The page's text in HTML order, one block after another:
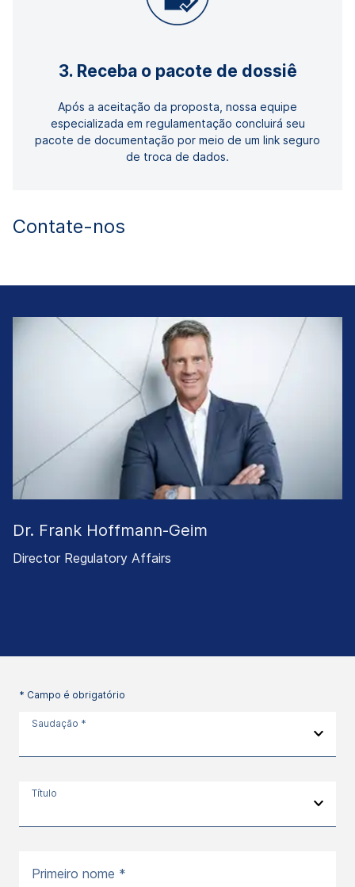
3. Receba o pacote de dossiê
Após a aceitação da proposta, nossa equipe
especializada em regulamentação concluirá seu
pacote de documentação por meio de um link seguro
de troca de dados.
Contate-nos
Dr. Frank Hoffmann-Geim
Director Regulatory Affairs
* Campo é obrigatório
Saudação *
Título
Primeiro nome *